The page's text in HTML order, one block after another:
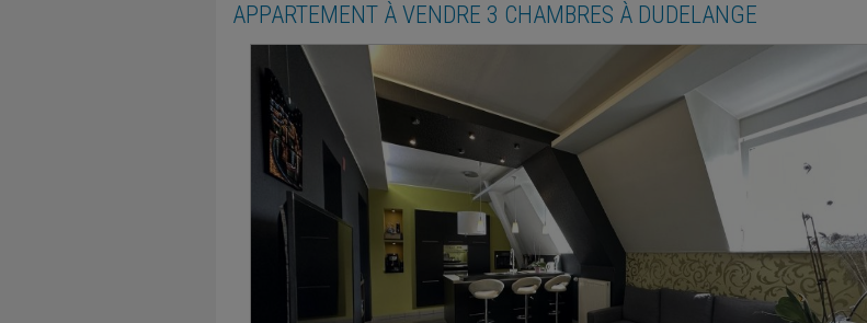
APPARTEMENT À VENDRE 3 CHAMBRES À DUDELANGE